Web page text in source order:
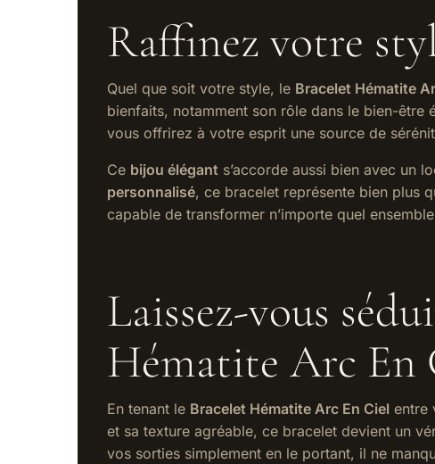
Raffinez votre
Quel que soit votre style, le Bracelet Hématite
bienfaits, notamment son rôle dans le bien-
vous offrirez à votre esprit une source de
Ce bijou élégant s’accorde aussi bien avec un
personnalisé, ce bracelet représente bien plus
capable de transformer n’importe quel
Laissez-vous
Hématite Arc En
En tenant le Bracelet Hématite Arc En Ciel entre
et sa texture agréable, ce bracelet devient un
vos sorties simplement en le portant, il ne